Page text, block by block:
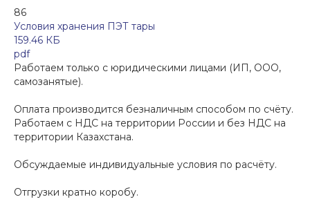
86
Условия хранения ПЭТ тары
159.46 КБ
pdf
Работаем только с юридическими лицами (ИП, ООО,
самозанятые).
Оплата производится безналичным способом по счёту.
Работаем с НДС на территории России и без НДС на
территории Казахстана.
Обсуждаемые индивидуальные условия по расчёту.
Отгрузки кратно коробу.